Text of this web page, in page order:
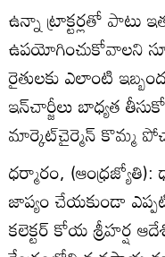
ఉన్నా ట్రాక్టర్లతో పాటు
ఉపయోగించుకోవాలని
రైతులకు ఎలాంటి
ఇన్‌చార్జీలు బాధ్యత
మార్కెట్‌చైర్మెన్‌ కొమ్మ
ధర్మారం, (ఆంధ్రజ్యోతి):
జాప్యం చేయకుండా
కలెక్టర్‌ కోయ శ్రీహర్ష